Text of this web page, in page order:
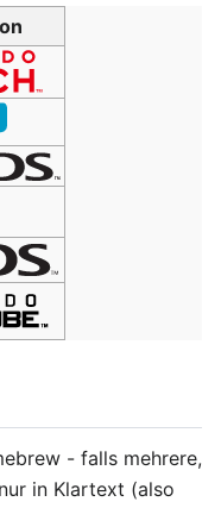
- falls mehrere,
in Klartext (also